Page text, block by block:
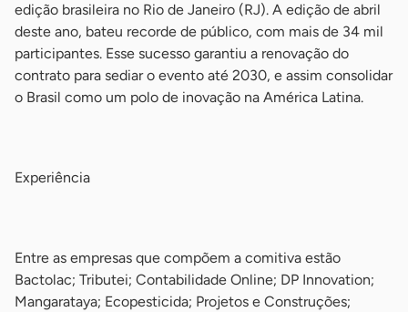
edição brasileira no Rio de Janeiro (RJ). A edição de abril
deste ano, bateu recorde de público, com mais de 34 mil
participantes. Esse sucesso garantiu a renovação do
contrato para sediar o evento até 2030, e assim consolidar
o Brasil como um polo de inovação na América Latina.
Experiência
Entre as empresas que compõem a comitiva estão
Bactolac; Tributei; Contabilidade Online; DP Innovation;
Mangarataya; Ecopesticida; Projetos e Construções;